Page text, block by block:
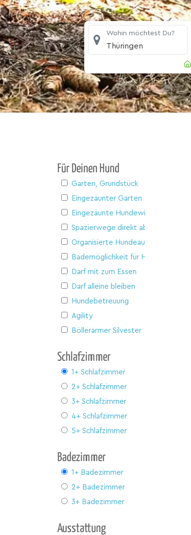
Wohin möchtest Du?
Thüringen
Für Deinen Hund
Garten, Grundstück
Eingezäunter Garten
Eingezäunte Hundewiese
Spazierwege direkt ab Haus
Organisierte Hundeausflüge
Bademöglichkeit für Hunde
Darf mit zum Essen
Darf alleine bleiben
Hundebetreuung
Agility
Böllerarmer Silvester
Schlafzimmer
1+ Schlafzimmer
2+ Schlafzimmer
3+ Schlafzimmer
4+ Schlafzimmer
5+ Schlafzimmer
Badezimmer
1+ Badezimmer
2+ Badezimmer
3+ Badezimmer
Ausstattung